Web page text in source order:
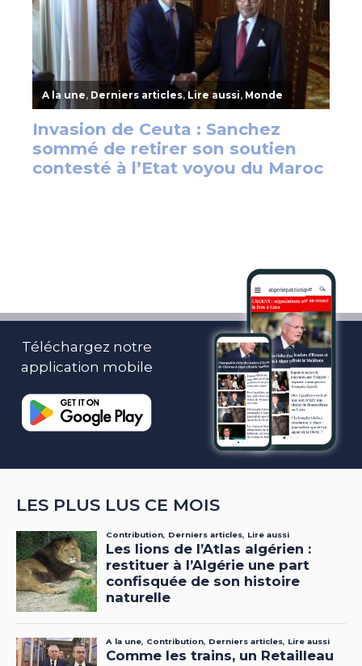
Téléchargez notre
application mobile
LES PLUS LUS CE MOIS